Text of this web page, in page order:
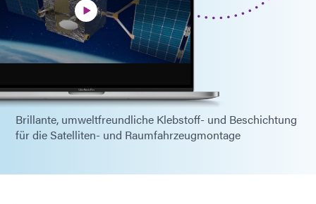
Brillante, umweltfreundliche Klebstoff- und Beschichtung
für die Satelliten- und Raumfahrzeugmontage